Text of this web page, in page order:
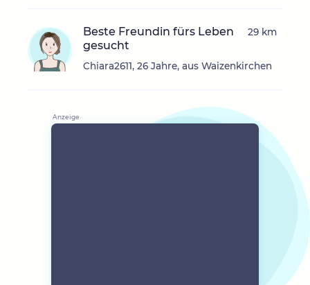
Beste Freundin fürs Leben
gesucht
Chiara2611, 26 Jahre, aus Waizenkirchen
29 km